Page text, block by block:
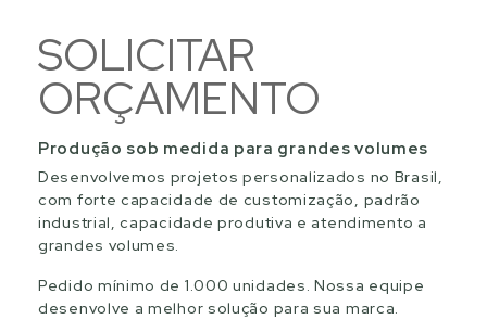
SOLICITAR
ORÇAMENTO
Produção sob medida para grandes volumes
Desenvolvemos projetos personalizados no Brasil,
com forte capacidade de customização, padrão
industrial, capacidade produtiva e atendimento a
grandes volumes.
Pedido mínimo de 1.000 unidades. Nossa equipe
desenvolve a melhor solução para sua marca.